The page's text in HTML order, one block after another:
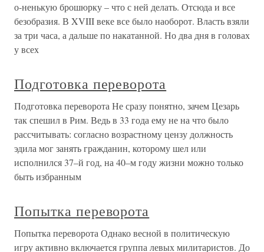
о-ненькую брошюрку – что с ней делать. Отсюда и все
безобразия. В XVIII веке все было наоборот. Власть взяли
за три часа, а дальше по накатанной. Но два дня в головах
у всех
Подготовка переворота
Подготовка переворота Не сразу понятно, зачем Цезарь
так спешил в Рим. Ведь в 33 года ему не на что было
рассчитывать: согласно возрастному цензу должность
эдила мог занять гражданин, которому шел или
исполнился 37–й год, на 40–м году жизни можно только
быть избранным
Попытка переворота
Попытка переворота Однако весной в политическую
игру активно включается группа левых милитаристов. До